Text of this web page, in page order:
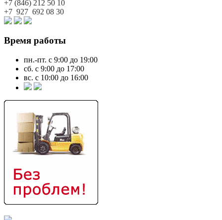
+7 (846) 212 50 10
+7 927 692 08 30
Время работы
пн.-пт. с 9:00 до 19:00
сб. с 9:00 до 17:00
вс. с 10:00 до 16:00